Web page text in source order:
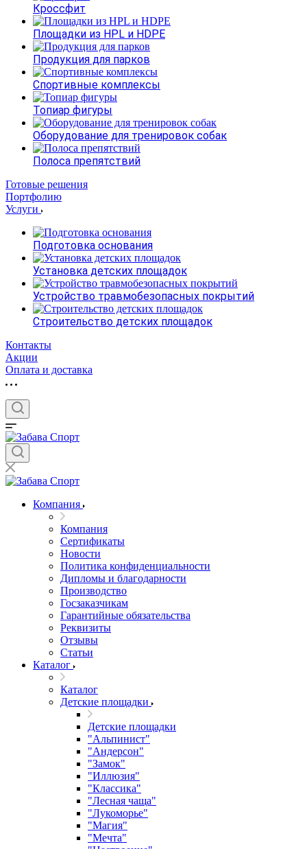
Кроссфит
Площадки из HPL и HDPE
Продукция для парков
Спортивные комплексы
Топиар фигуры
Оборудование для тренировок собак
Полоса препятствий
Готовые решения
Портфолию
Услуги
Подготовка основания
Установка детских площадок
Устройство травмобезопасных покрытий
Строительство детских площадок
Контакты
Акции
Оплата и доставка
Компания
Компания
Сертификаты
Новости
Политика конфиденциальности
Дипломы и благодарности
Производство
Госзаказчикам
Гарантийные обязательства
Реквизиты
Отзывы
Статьи
Каталог
Каталог
Детские площадки
Детские площадки
"Альпинист"
"Андерсон"
"Замок"
"Иллюзия"
"Классика"
"Лесная чаща"
"Лукоморье"
"Магия"
"Мечта"